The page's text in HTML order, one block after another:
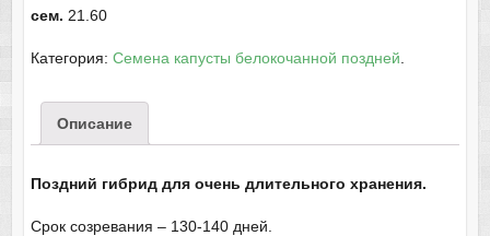
сем. 21.60
Категория: Семена капусты белокочанной поздней.
Описание
Поздний гибрид для очень длительного хранения.
Срок созревания – 130-140 дней.